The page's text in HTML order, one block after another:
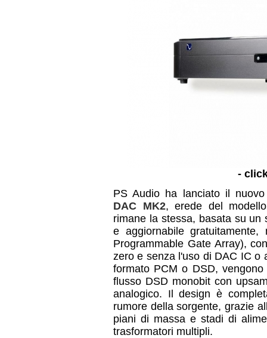
-
PS Audio ha lanciato il
DAC MK2, erede del
rimane la stessa, basata su un
e aggiornabile
Programmable Gate Array),
zero e senza l'uso di DAC IC o
formato PCM o DSD,
flusso DSD monobit con
analogico. Il design è
rumore della sorgente, grazie
piani di massa e stadi di
trasformatori multipli.